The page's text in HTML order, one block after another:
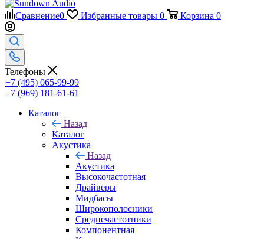
Сравнение0 Избранные товары 0 Корзина 0
Телефоны
+7 (495) 065-99-99
+7 (969) 181-61-61
Каталог
Назад
Каталог
Акустика
Назад
Акустика
Высокочастотная
Драйверы
Мидбасы
Широкополосники
Среднечастотники
Компонентная